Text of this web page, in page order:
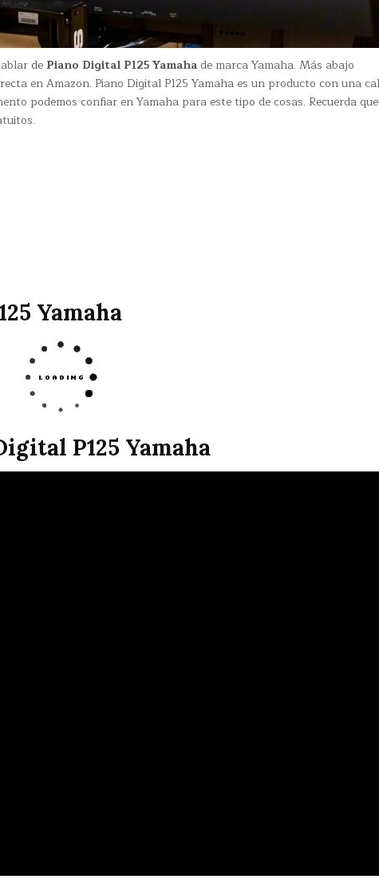
de Piano Digital P125 Yamaha de marca Yamaha. Más abajo
en Amazon. Piano Digital P125 Yamaha es un producto con una
podemos confiar en Yamaha para este tipo de cosas. Recuerda que
Yamaha
P125 Yamaha